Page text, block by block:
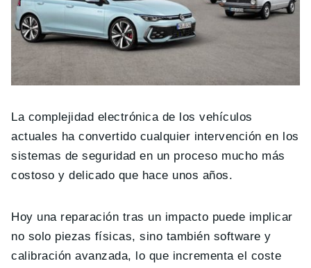
La complejidad electrónica de los vehículos
actuales ha convertido cualquier intervención en los
sistemas de seguridad en un proceso mucho más
costoso y delicado que hace unos años.
Hoy una reparación tras un impacto puede implicar
no solo piezas físicas, sino también software y
calibración avanzada, lo que incrementa el coste